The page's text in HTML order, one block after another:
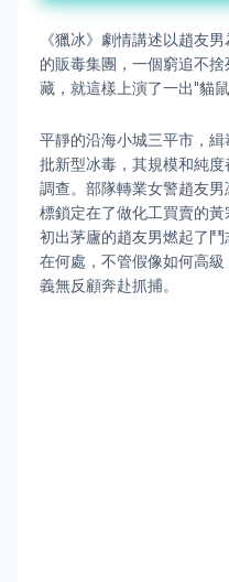
《獵冰》 劇情講述以趙友
的販毒集團，一個窮追不
藏，就這樣上演了一出"貓
平靜的沿海小城三平市，
批新型冰毒，其規模和純
調查。部隊轉業女警趙友
標鎖定在了做化工買賣的
初出茅廬的趙友男燃起了
在何處，不管假像如何高級
義無反顧奔赴抓捕。